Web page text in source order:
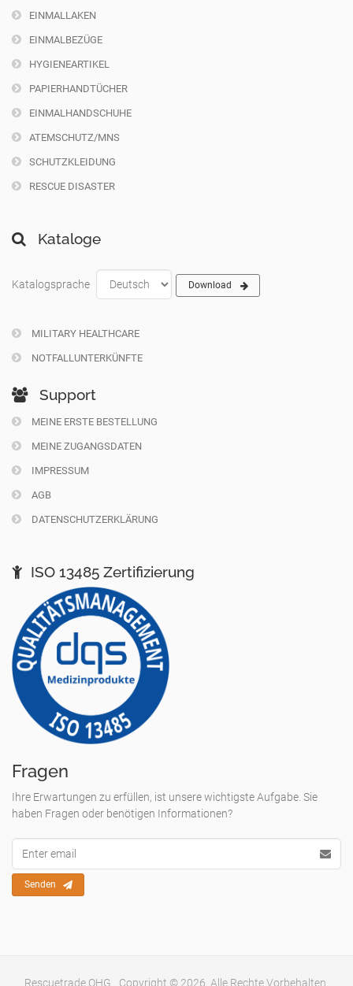
EINMALLAKEN
EINMALBEZÜGE
HYGIENEARTIKEL
PAPIERHANDTÜCHER
EINMALHANDSCHUHE
ATEMSCHUTZ/MNS
SCHUTZKLEIDUNG
RESCUE DISASTER
Kataloge
Katalogsprache Download
MILITARY HEALTHCARE
NOTFALLUNTERKÜNFTE
Support
MEINE ERSTE BESTELLUNG
MEINE ZUGANGSDATEN
IMPRESSUM
AGB
DATENSCHUTZERKLÄRUNG
ISO 13485 Zertifizierung
Fragen
Ihre Erwartungen zu erfüllen, ist unsere wichtigste Aufgabe. Sie
haben Fragen oder benötigen Informationen?
Adresse
Senden
Rescuetrade OHG Copyright © 2026. Alle Rechte Vorbehalten.